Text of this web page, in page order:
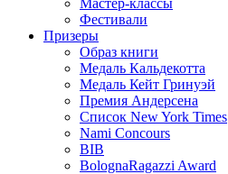
Мастер-классы
Фестивали
Призеры
Образ книги
Медаль Кальдекотта
Медаль Кейт Гринуэй
Премия Андерсена
Список New York Times
Nami Concours
BIB
BolognaRagazzi Award